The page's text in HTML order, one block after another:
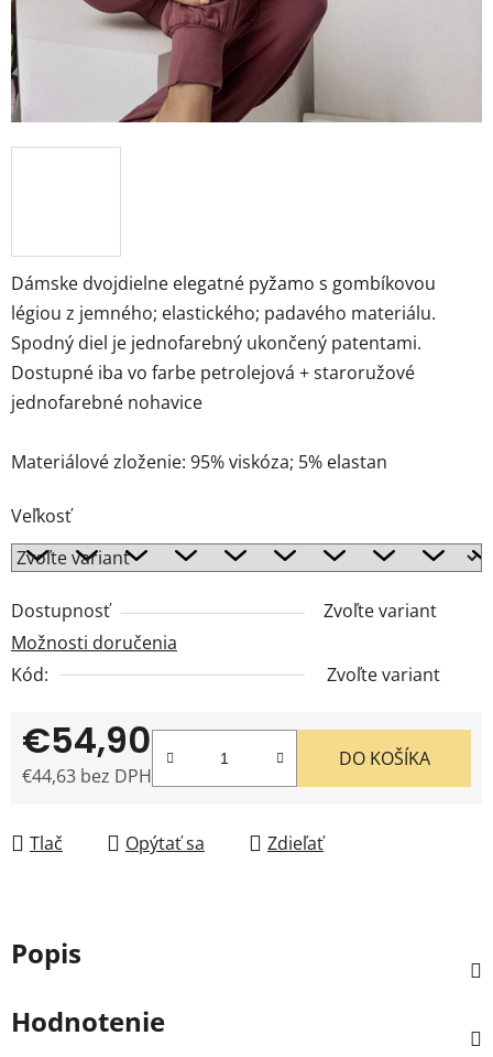
Dámske dvojdielne elegatné pyžamo s gombíkovou
légiou z jemného; elastického; padavého materiálu.
Spodný diel je jednofarebný ukončený patentami.
Dostupné iba vo farbe petrolejová + staroružové
jednofarebné nohavice
Materiálové zloženie: 95% viskóza; 5% elastan
Veľkosť
Dostupnosť
Zvoľte variant
Možnosti doručenia
Kód:
Zvoľte variant
€54,90
€44,63 bez DPH
DO KOŠÍKA
Tlač Opýtať sa Zdieľať
Popis
Hodnotenie